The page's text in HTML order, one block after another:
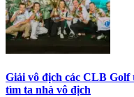
Giải vô địch các CLB
tìm ta nhà vô địch